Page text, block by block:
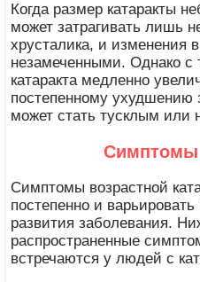
Когда размер катаракты
может затрагивать лишь
хрусталика, и изменения
незамеченными. Однако с
катаракта медленно
постепенному ухудшению
может стать тусклым или
Симптомы
Симптомы возрастной
постепенно и
развития заболевания.
распространенные
встречаются у людей с